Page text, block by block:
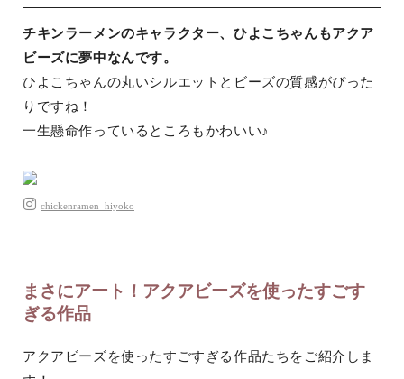
チキンラーメンのキャラクター、ひよこちゃんもアクア
ビーズに夢中なんです。
ひよこちゃんの丸いシルエットとビーズの質感がぴった
りですね！
一生懸命作っているところもかわいい♪
chickenramen_hiyoko
まさにアート！アクアビーズを使ったすごす
ぎる作品
アクアビーズを使ったすごすぎる作品たちをご紹介しま